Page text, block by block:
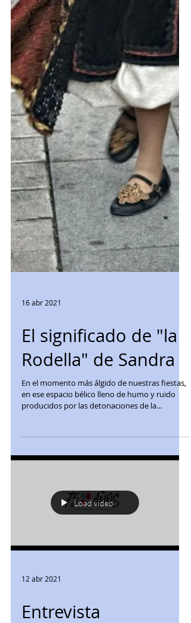
El significado de "la
Rodella" de Sandra
En el momento más álgido de nuestras fiestas,
pólvora,...